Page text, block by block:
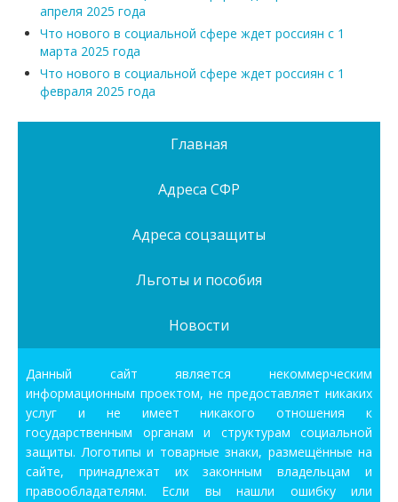
апреля 2025 года
Что нового в социальной сфере ждет россиян с 1
марта 2025 года
Что нового в социальной сфере ждет россиян с 1
февраля 2025 года
Главная
Адреса СФР
Адреса соцзащиты
Льготы и пособия
Новости
Данный сайт является некоммерческим
информационным проектом, не предоставляет никаких
услуг и не имеет никакого отношения к
государственным органам и структурам социальной
защиты. Логотипы и товарные знаки, размещённые на
сайте, принадлежат их законным владельцам и
правообладателям. Если вы нашли ошибку или